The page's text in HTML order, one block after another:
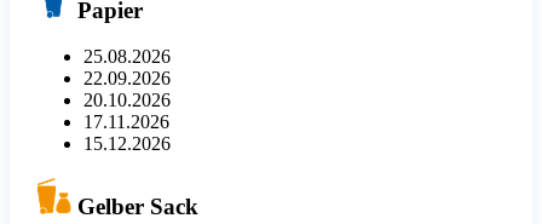
Papier
25.08.2026
22.09.2026
20.10.2026
17.11.2026
15.12.2026
Gelber Sack